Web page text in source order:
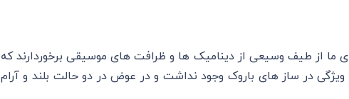
ما از طیف وسیعی از دینامیک ها و ظرافت های موسیقی برخوردارند که
ویژگی در ساز های باروک وجود نداشت و در عوض در دو حالت بلند و آرام